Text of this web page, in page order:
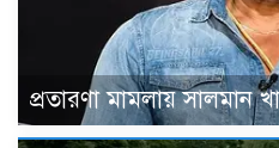
প্রতারণা মামলায়